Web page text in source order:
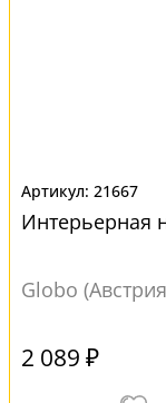
21667
Интерьерная
Globo
2 089 ₽